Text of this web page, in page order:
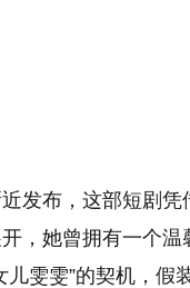
发布，这部短剧
，她曾拥有一个
雯雯”的契机，